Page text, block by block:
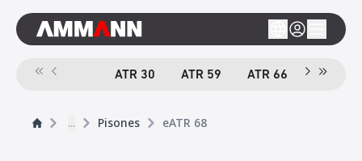
ATR 30 ATR 59 ATR 66 eATR 68
... Pisones eATR 68